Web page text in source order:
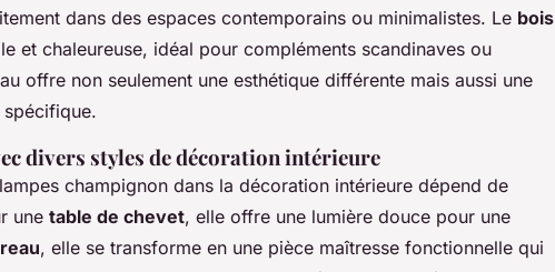
dans des espaces contemporains ou minimalistes. Le bois
et chaleureuse, idéal pour compléments scandinaves ou
offre non seulement une esthétique différente mais aussi une
divers styles de décoration intérieure
champignon dans la décoration intérieure dépend de
une table de chevet, elle offre une lumière douce pour une
, elle se transforme en une pièce maîtresse fonctionnelle qui